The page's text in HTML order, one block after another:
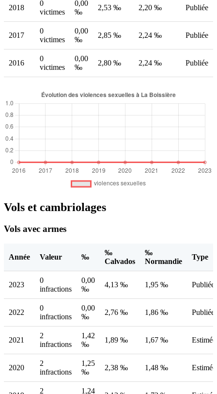
2018
0
victimes
0,00
‰
2,53 ‰ 2,20 ‰ Publiée
2017
0
victimes
0,00
‰
2,85 ‰ 2,24 ‰ Publiée
2016
0
victimes
0,00
‰
2,80 ‰ 2,24 ‰ Publiée
Vols et cambriolages
Vols avec armes
Année Valeur ‰
‰
Calvados
‰
Normandie
Type
2023
0
infractions
0,00
‰
4,13 ‰ 1,95 ‰ Publiée
2022
0
infractions
0,00
‰
2,76 ‰ 1,86 ‰ Publiée
2021
2
infractions
1,42
‰
1,89 ‰ 1,67 ‰ Estimée
2020
2
infractions
1,25
‰
2,38 ‰ 1,48 ‰ Estimée
2
1,24